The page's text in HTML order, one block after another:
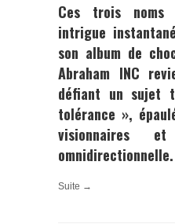
Ces trois noms
intrigue
son album de
Abraham INC
défiant un sujet
tolérance »,
visionnaires
omnidirectionnelle.
Suite →